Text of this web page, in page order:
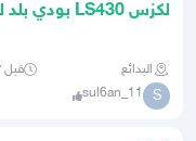
لكزس LS430 بودي بلد للبيع
البدائع قبل ٣ ساعات
S
sul6an_11